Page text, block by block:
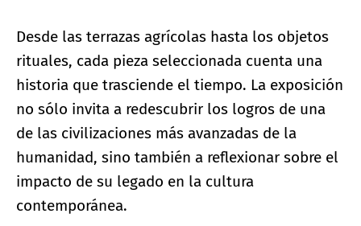
Desde las terrazas agrícolas hasta los objetos
rituales, cada pieza seleccionada cuenta una
historia que trasciende el tiempo. La exposición
no sólo invita a redescubrir los logros de una
de las civilizaciones más avanzadas de la
humanidad, sino también a reflexionar sobre el
impacto de su legado en la cultura
contemporánea.